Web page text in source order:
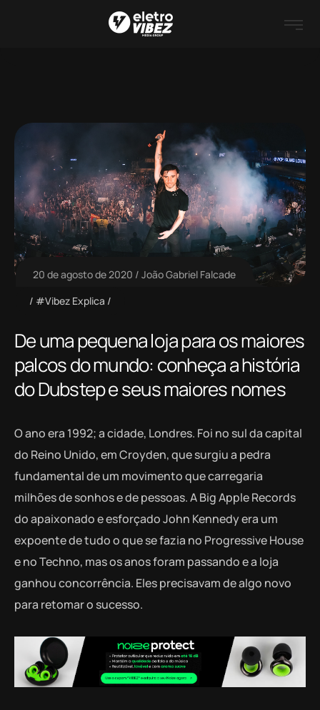
20 de agosto de 2020
João Gabriel Falcade
#Vibez Explica
De uma pequena loja para os maiores
palcos do mundo: conheça a história
do Dubstep e seus maiores nomes
O ano era 1992; a cidade, Londres. Foi no sul da capital
do Reino Unido, em Croyden, que surgiu a pedra
fundamental de um movimento que carregaria
milhões de sonhos e de pessoas. A Big Apple Records
do apaixonado e esforçado John Kennedy era um
expoente de tudo o que se fazia no Progressive House
e no Techno, mas os anos foram passando e a loja
ganhou concorrência. Eles precisavam de algo novo
para retomar o sucesso.